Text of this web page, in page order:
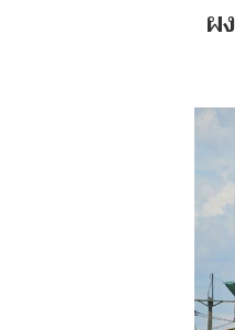
ผ